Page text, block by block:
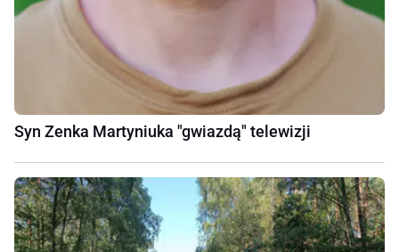
Syn Zenka Martyniuka "gwiazdą" telewizji